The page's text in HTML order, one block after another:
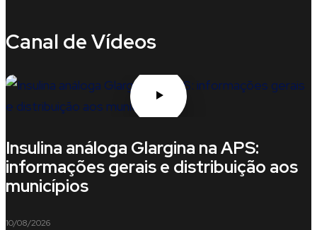
Canal de Vídeos
Insulina análoga Glargina na APS:
informações gerais e distribuição aos
municípios
10/08/2026